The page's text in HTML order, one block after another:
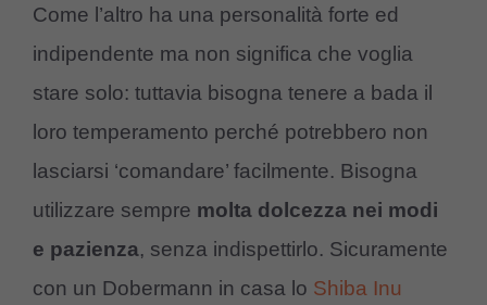
Come l’altro ha una personalità forte ed
indipendente ma non significa che voglia
stare solo: tuttavia bisogna tenere a bada il
loro temperamento perché potrebbero non
lasciarsi ‘comandare’ facilmente. Bisogna
utilizzare sempre molta dolcezza nei modi
e pazienza, senza indispettirlo. Sicuramente
con un Dobermann in casa lo Shiba Inu